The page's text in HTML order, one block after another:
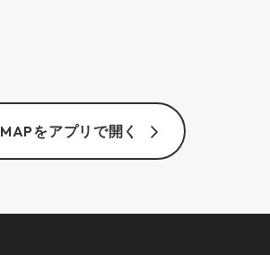
MAPをアプリで開く